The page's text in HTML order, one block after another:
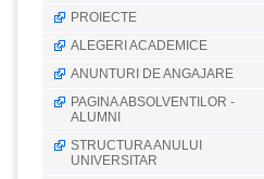
PROIECTE
ALEGERI ACADEMICE
ANUNTURI DE ANGAJARE
PAGINA ABSOLVENTILOR -
ALUMNI
STRUCTURA ANULUI
UNIVERSITAR